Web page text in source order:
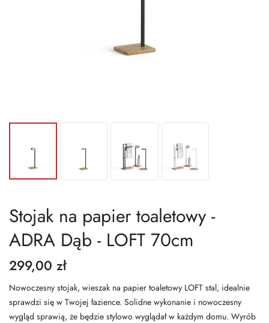
Stojak na papier toaletowy -
ADRA Dąb - LOFT 70cm
299,00 zł
Nowoczesny stojak, wieszak na papier toaletowy LOFT stal, idealnie
sprawdzi się w Twojej łazience. Solidne wykonanie i nowoczesny
wygląd sprawią, że będzie stylowo wyglądał w każdym domu. Wyrób